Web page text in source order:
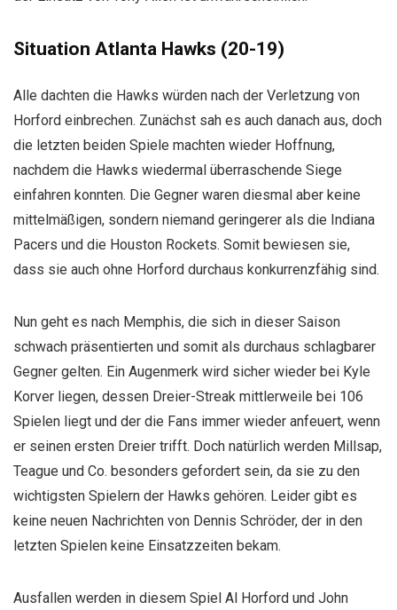
Situation Atlanta Hawks (20-19)
Alle dachten die Hawks würden nach der Verletzung von
Horford einbrechen. Zunächst sah es auch danach aus, doch
die letzten beiden Spiele machten wieder Hoffnung,
nachdem die Hawks wiedermal überraschende Siege
einfahren konnten. Die Gegner waren diesmal aber keine
mittelmäßigen, sondern niemand geringerer als die Indiana
Pacers und die Houston Rockets. Somit bewiesen sie,
dass sie auch ohne Horford durchaus konkurrenzfähig sind.
Nun geht es nach Memphis, die sich in dieser Saison
schwach präsentierten und somit als durchaus schlagbarer
Gegner gelten. Ein Augenmerk wird sicher wieder bei Kyle
Korver liegen, dessen Dreier-Streak mittlerweile bei 106
Spielen liegt und der die Fans immer wieder anfeuert, wenn
er seinen ersten Dreier trifft. Doch natürlich werden Millsap,
Teague und Co. besonders gefordert sein, da sie zu den
wichtigsten Spielern der Hawks gehören. Leider gibt es
keine neuen Nachrichten von Dennis Schröder, der in den
letzten Spielen keine Einsatzzeiten bekam.
Ausfallen werden in diesem Spiel Al Horford und John